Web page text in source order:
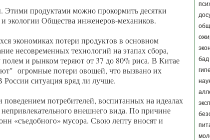
бад
Этими продуктами можно прокормить десятки
и экологии Общества инженеров-механиков.
экономиках потери продуктов в основном
несовременных технологий на этапах сбора,
и рынком теряют от 37 до 80% риса. В Китае
огромные потери овощей, что вызвано их
ситуация вряд ли лучше.
потребителей, воспитанных на идеалах
внешнего вида. По причине
«съедобного» мусора. Свою лепту вносят и